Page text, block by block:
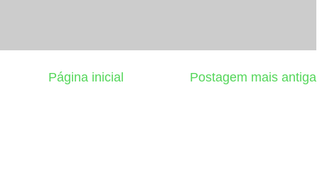
Postagem mais antiga
Página inicial